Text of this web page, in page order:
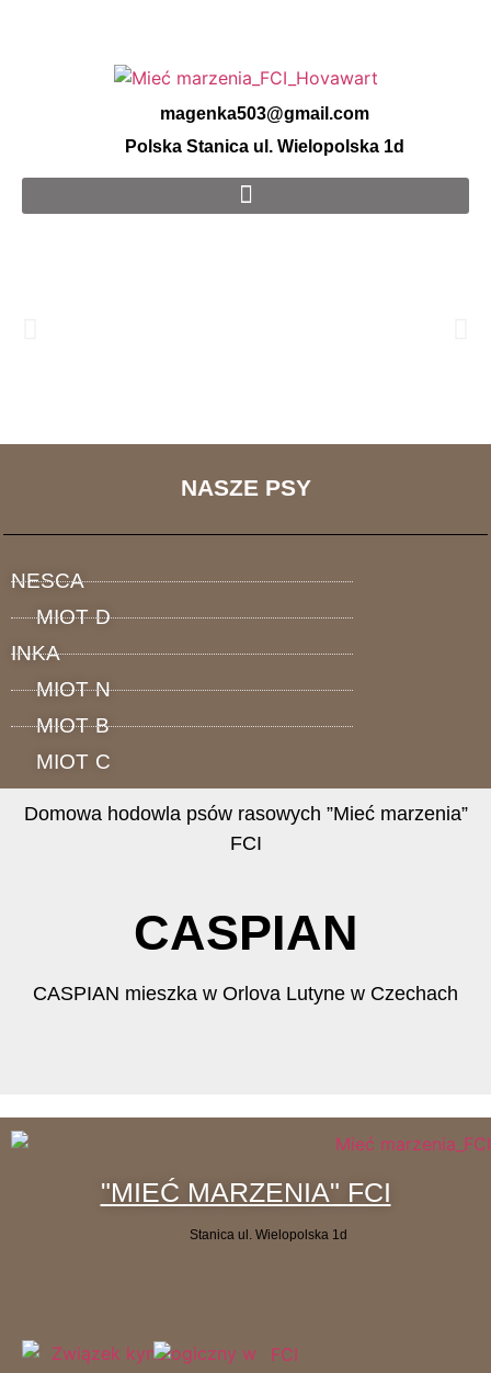
magenka503@gmail.com
Polska Stanica ul. Wielopolska 1d
NASZE PSY
NESCA
MIOT D
INKA
MIOT N
MIOT B
MIOT C
Domowa hodowla psów rasowych ”Mieć marzenia”
FCI
CASPIAN
CASPIAN mieszka w Orlova Lutyne w Czechach
"MIEĆ MARZENIA" FCI
Stanica ul. Wielopolska 1d